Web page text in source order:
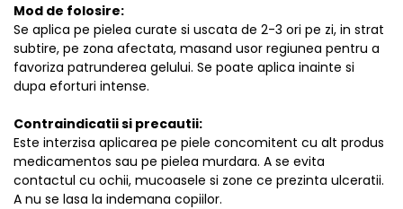
Mod de folosire:
Se aplica pe pielea curate si uscata de 2-3 ori pe zi, in strat
subtire, pe zona afectata, masand usor regiunea pentru a
favoriza patrunderea gelului. Se poate aplica inainte si
dupa eforturi intense.
Contraindicatii si precautii:
Este interzisa aplicarea pe piele concomitent cu alt produs
medicamentos sau pe pielea murdara. A se evita
contactul cu ochii, mucoasele si zone ce prezinta ulceratii.
A nu se lasa la indemana copiilor.